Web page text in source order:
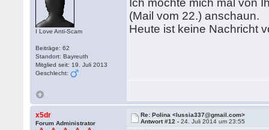
I Love Anti-Scam
Beiträge: 62
Standort: Bayreuth
Mitglied seit: 19. Juli 2013
Geschlecht:
Ich möchte mich mal von
(Mail vom 22.) anschaun.
Heute ist keine Nachricht
x5dr
Forum Administrator
Re: Polina <lussia337@gmail.com>
Antwort #12 -24. Juli 2014 um 23:55